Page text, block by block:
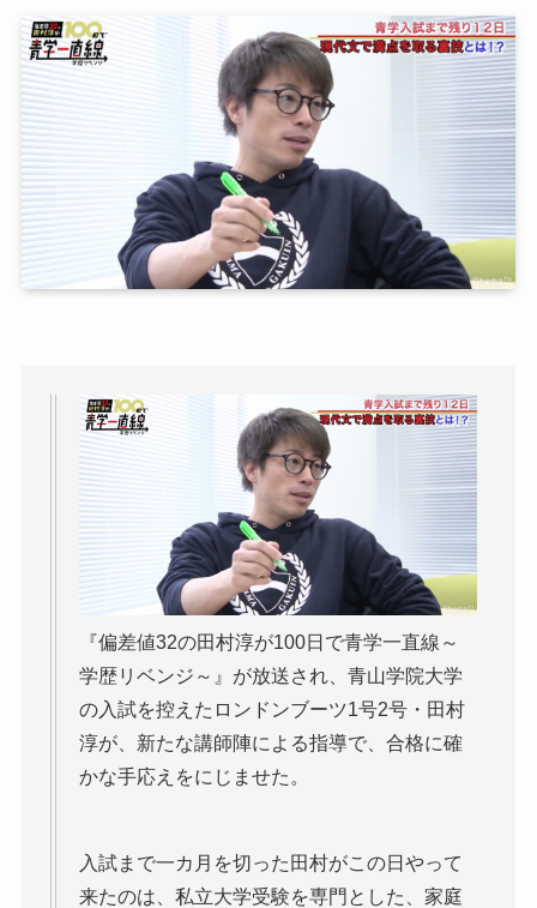
『偏差値32の田村淳が100日で青学一直線～
学歴リベンジ～』が放送され、青山学院大学
の入試を控えたロンドンブーツ1号2号・田村
淳が、新たな講師陣による指導で、合格に確
かな手応えをにじませた。
入試まで一カ月を切った田村がこの日やって
来たのは、私立大学受験を専門とした、家庭